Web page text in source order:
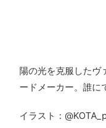
陽の光を克服したヴ
ードメーカー。誰に
イラスト：